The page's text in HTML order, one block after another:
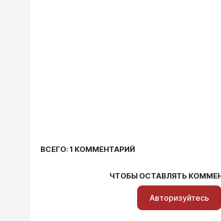
ВСЕГО: 1 КОММЕНТАРИЙ
ЧТОБЫ ОСТАВЛЯТЬ
Авторизуйтесь